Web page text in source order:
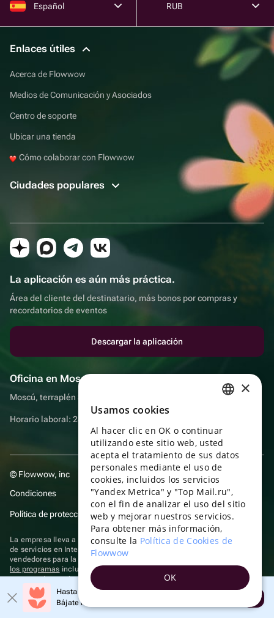
Español RUB
Enlaces útiles
Acerca de Flowwow
Medios de Comunicación y Asociados
Centro de soporte
Ubicar una tienda
Cómo colaborar con Flowwow
Ciudades populares
La aplicación es aún más práctica.
Área del cliente del destinatario, más bonos por compras y
recordatorios de eventos
Descargar la aplicación
Oficina en Moscú
Moscú, terraplén Sadovnicheskaya, 9, sala 2/3
Horario laboral: 24 horas
© Flowwow, inc
Condiciones
Política de protección y privacidad de datos
La empresa lleva a cabo su actividad en el ámbito de las TI: prestación
de servicios en Internet para la publicación de ofertas (anuncios) de
vendedores para la venta de artículos. Acceder a la
los programas incluidos en el registro de programas rusos para
computadoras y bases de datos.
Se aplican
tecnologías de recomendación
Hasta un 10% de descuento en el primer pedido
Bájate la aplicación y obtén tu código
Abrir
ENGLISH
UKRAINIAN
PORTUGUESE
SPANISH
HUNGARIAN
ITALIAN
×
Usamos cookies
Al hacer clic en OK o continuar
utilizando este sitio web, usted
acepta el tratamiento de sus datos
personales mediante el uso de
cookies, incluidos los servicios
"Yandex Metrica" y "Top Mail.ru",
con el fin de analizar el uso del sitio
web y mejorar nuestros servicios.
Para obtener más información,
consulte la Política de Cookies de
Flowwow
OK